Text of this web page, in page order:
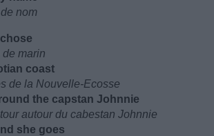
nom
marin
coast
de la Nouvelle-Ecosse
the capstan Johnnie
autour du cabestan Johnnie
she goes